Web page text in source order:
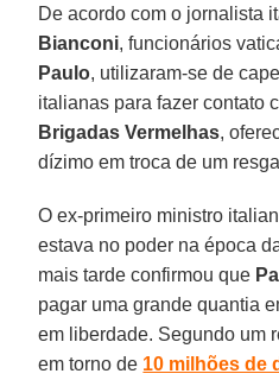
De acordo com o jornalista
Bianconi, funcionários
Paulo, utilizaram-se de
italianas para fazer contato
Brigadas Vermelhas,
dízimo em troca de um
O ex-primeiro ministro
estava no poder na época
mais tarde confirmou que
pagar uma grande quantia
em liberdade. Segundo um
em torno de 10 milhões de